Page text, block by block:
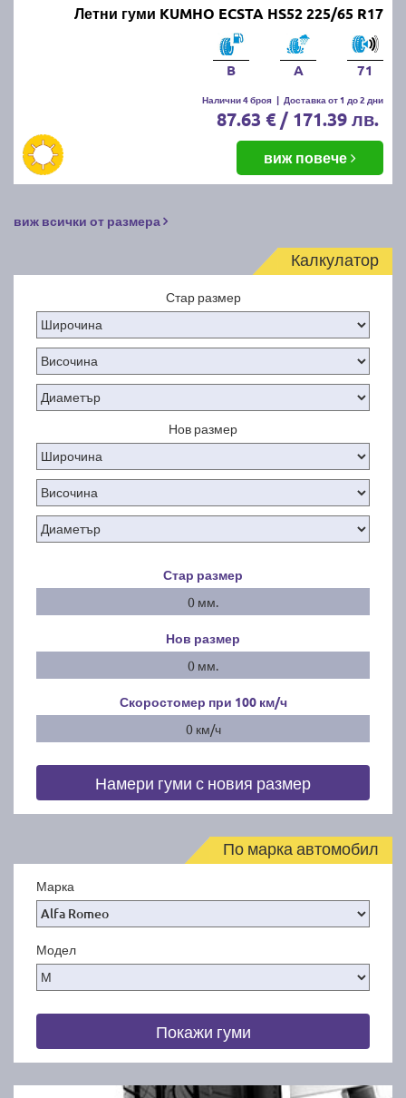
Летни гуми KUMHO ECSTA HS52 225/65 R17
B A 71
Налични 4 броя | Доставка от 1 до 2 дни
87.63 € / 171.39 лв.
виж повече
виж всички от размера
Калкулатор
Стар размер
Нов размер
Стар размер
0 мм.
Нов размер
0 мм.
Скоростомер при 100 км/ч
0 км/ч
Намери гуми с новия размер
По марка автомобил
Марка
Модел
Покажи гуми